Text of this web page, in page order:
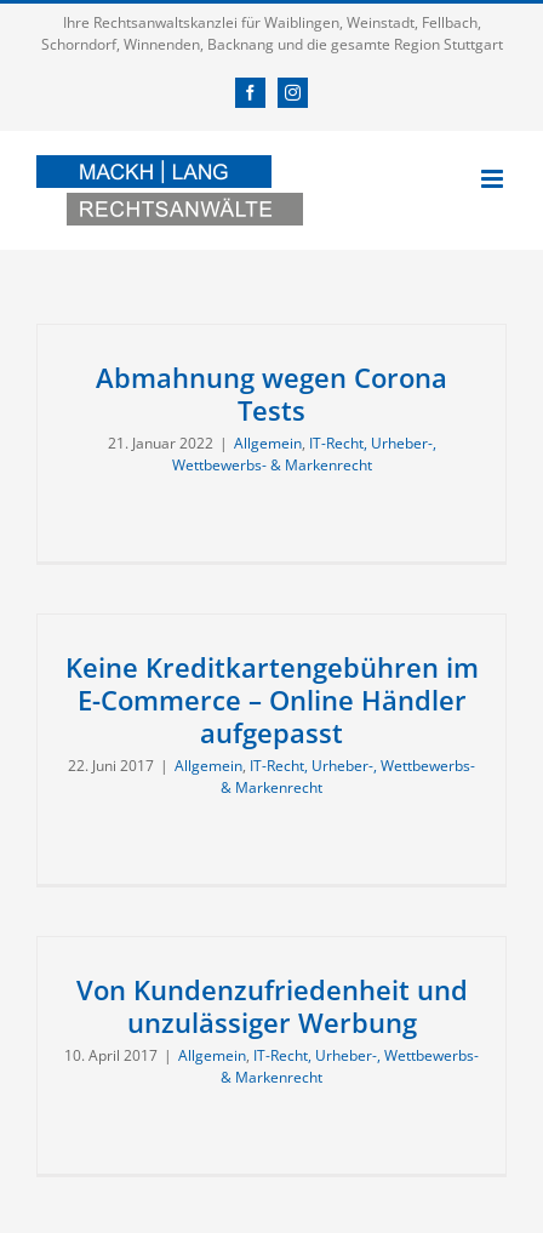
Inhalt
Ihre Rechtsanwaltskanzlei für Waiblingen, Weinstadt, Fellbach,
Schorndorf, Winnenden, Backnang und die gesamte Region Stuttgart
FacebookInstagram
Abmahnung wegen Corona
Tests
21. Januar 2022 | Allgemein, IT-Recht, Urheber-,
Wettbewerbs- & Markenrecht
Keine Kreditkartengebühren im
E-Commerce – Online Händler
aufgepasst
22. Juni 2017 | Allgemein, IT-Recht, Urheber-, Wettbewerbs-
& Markenrecht
Von Kundenzufriedenheit und
unzulässiger Werbung
10. April 2017 | Allgemein, IT-Recht, Urheber-, Wettbewerbs-
& Markenrecht